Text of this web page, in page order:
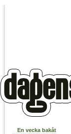
En vecka bakåt